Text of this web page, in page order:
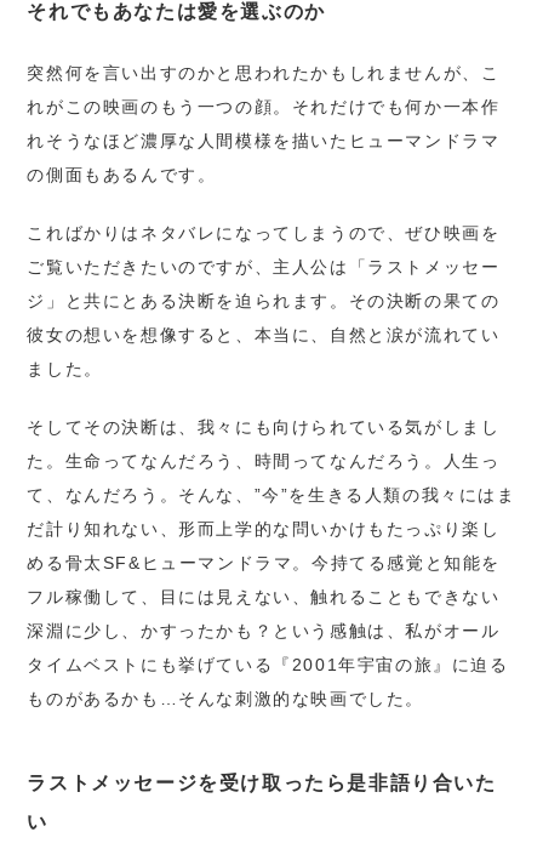
それでもあなたは愛を選ぶのか
突然何を言い出すのかと思われたかもしれませんが、こ
れがこの映画のもう一つの顔。それだけでも何か一本作
れそうなほど濃厚な人間模様を描いたヒューマンドラマ
の側面もあるんです。
こればかりはネタバレになってしまうので、ぜひ映画を
ご覧いただきたいのですが、主人公は「ラストメッセー
ジ」と共にとある決断を迫られます。その決断の果ての
彼女の想いを想像すると、本当に、自然と涙が流れてい
ました。
そしてその決断は、我々にも向けられている気がしまし
た。生命ってなんだろう、時間ってなんだろう。人生っ
て、なんだろう。そんな、”今”を生きる人類の我々にはま
だ計り知れない、形而上学的な問いかけもたっぷり楽し
める骨太SF&ヒューマンドラマ。今持てる感覚と知能を
フル稼働して、目には見えない、触れることもできない
深淵に少し、かすったかも？という感触は、私がオール
タイムベストにも挙げている『2001年宇宙の旅』に迫る
ものがあるかも…そんな刺激的な映画でした。
ラストメッセージを受け取ったら是非語り合いた
い